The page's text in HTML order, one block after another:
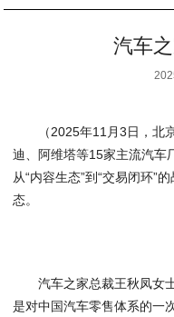
汽车
（2025年11月3日，
迪、阿维塔等15家主流汽车
从“内容生态”到“交易闭环”
态。
汽车之家总裁王秋凤女
是对中国汽车零售体系的一